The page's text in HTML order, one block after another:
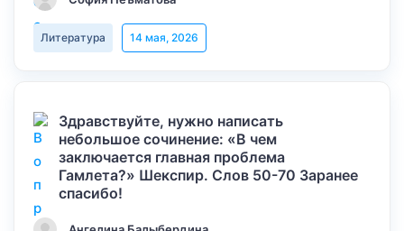
Литература 14 мая, 2026
Здравствуйте, нужно написать
небольшое сочинение: «В чем
заключается главная проблема
Гамлета?» Шекспир. Слов 50-70 Заранее
спасибо!